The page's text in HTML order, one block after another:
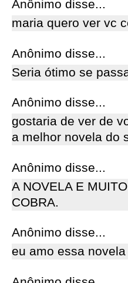
Anônimo disse...
maria quero ver vc
Anônimo disse...
Seria ótimo se
Anônimo disse...
gostaria de ver de
a melhor novela do
Anônimo disse...
A NOVELA E
COBRA.
Anônimo disse...
eu amo essa